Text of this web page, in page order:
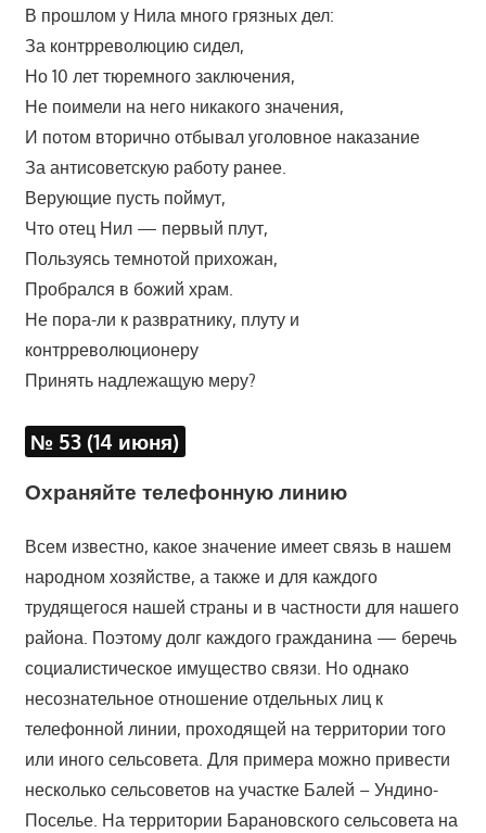
В прошлом у Нила много грязных дел:
За контрреволюцию сидел,
Но 10 лет тюремного заключения,
Не поимели на него никакого значения,
И потом вторично отбывал уголовное наказание
За антисоветскую работу ранее.
Верующие пусть поймут,
Что отец Нил — первый плут,
Пользуясь темнотой прихожан,
Пробрался в божий храм.
Не пора-ли к развратнику, плуту и
контрреволюционеру
Принять надлежащую меру?
№ 53 (14 июня)
Охраняйте телефонную линию
Всем известно, какое значение имеет связь в нашем
народном хозяйстве, а также и для каждого
трудящегося нашей страны и в частности для нашего
района. Поэтому долг каждого гражданина — беречь
социалистическое имущество связи. Но однако
несознательное отношение отдельных лиц к
телефонной линии, проходящей на территории того
или иного сельсовета. Для примера можно привести
несколько сельсоветов на участке Балей – Ундино-
Поселье. На территории Барановского сельсовета на